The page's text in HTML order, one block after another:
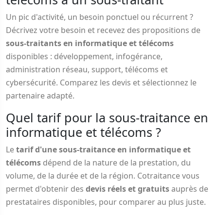
Un pic d'activité, un besoin ponctuel ou récurrent ?
Décrivez votre besoin et recevez des propositions de
sous-traitants en informatique et télécoms
disponibles : développement, infogérance,
administration réseau, support, télécoms et
cybersécurité. Comparez les devis et sélectionnez le
partenaire adapté.
Quel tarif pour la sous-traitance en
informatique et télécoms ?
Letarif d'une sous-traitance en informatique et
télécoms dépend de la nature de la prestation, du
volume, de la durée et de la région. Cotraitance vous
permet d'obtenir des devis réels et gratuitsauprès de
prestataires disponibles, pour comparer au plus juste.